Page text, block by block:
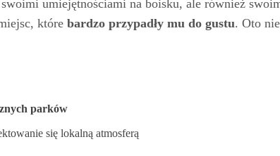
umiejętnościami na boisku, ale również
które bardzo przypadły mu do gustu. Oto
parków
się lokalną atmosferą